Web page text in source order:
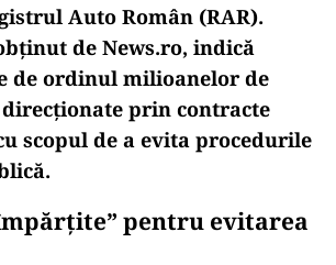
Auto Român (RAR).
de News.ro, indică
de ordinul milioanelor de
prin contracte
scopul de a evita procedurile
pentru evitarea